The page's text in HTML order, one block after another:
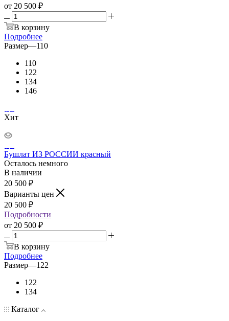
от 20 500 ₽
В корзину
Подробнее
Размер—110
110
122
134
146
Хит
Бушлат ИЗ РОССИИ красный
Осталось немного
В наличии
20 500 ₽
Варианты цен
20 500 ₽
Подробности
от 20 500 ₽
В корзину
Подробнее
Размер—122
122
134
Каталог